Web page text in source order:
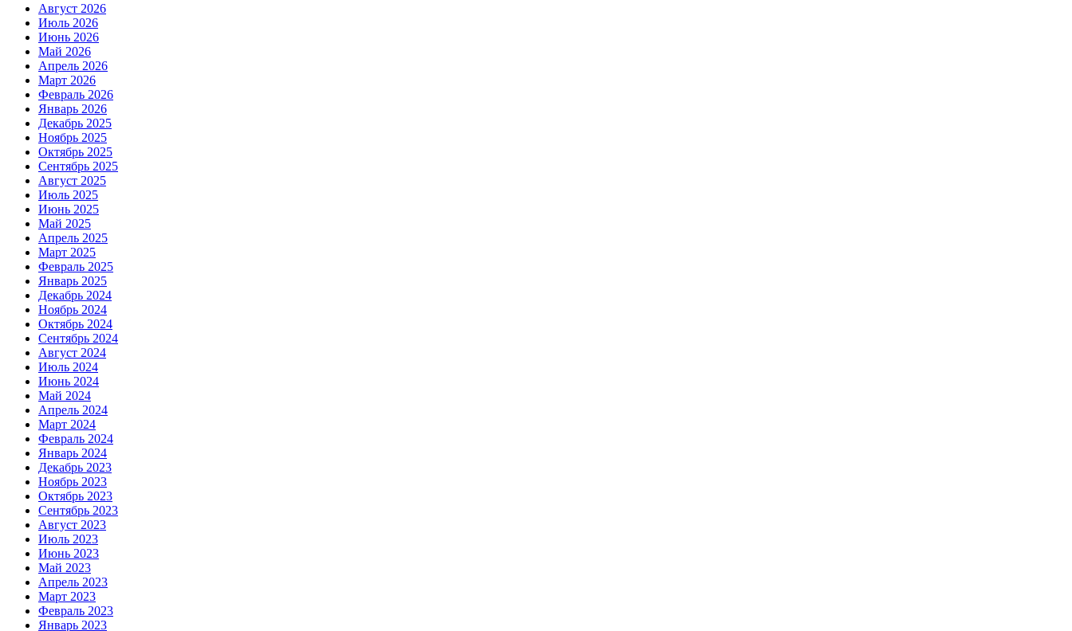
Август 2026
Июль 2026
Июнь 2026
Май 2026
Апрель 2026
Март 2026
Февраль 2026
Январь 2026
Декабрь 2025
Ноябрь 2025
Октябрь 2025
Сентябрь 2025
Август 2025
Июль 2025
Июнь 2025
Май 2025
Апрель 2025
Март 2025
Февраль 2025
Январь 2025
Декабрь 2024
Ноябрь 2024
Октябрь 2024
Сентябрь 2024
Август 2024
Июль 2024
Июнь 2024
Май 2024
Апрель 2024
Март 2024
Февраль 2024
Январь 2024
Декабрь 2023
Ноябрь 2023
Октябрь 2023
Сентябрь 2023
Август 2023
Июль 2023
Июнь 2023
Май 2023
Апрель 2023
Март 2023
Февраль 2023
Январь 2023